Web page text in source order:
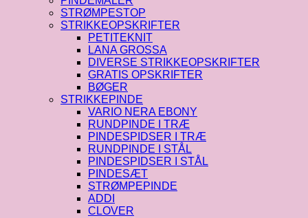
STRØMPESTOP
STRIKKEOPSKRIFTER
PETITEKNIT
LANA GROSSA
DIVERSE STRIKKEOPSKRIFTER
GRATIS OPSKRIFTER
BØGER
STRIKKEPINDE
VARIO NERA EBONY
RUNDPINDE I TRÆ
PINDESPIDSER I TRÆ
RUNDPINDE I STÅL
PINDESPIDSER I STÅL
PINDESÆT
STRØMPEPINDE
ADDI
CLOVER